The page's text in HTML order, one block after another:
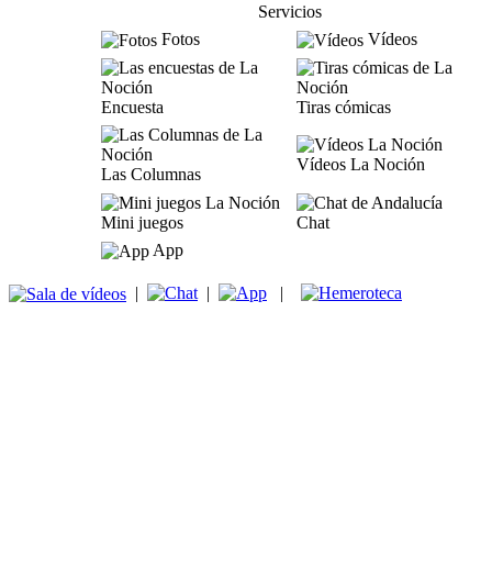
Servicios
Fotos
Vídeos
Encuesta Tiras cómicas
Las Columnas
Vídeos La Noción
Mini juegos
Chat
App
| | |